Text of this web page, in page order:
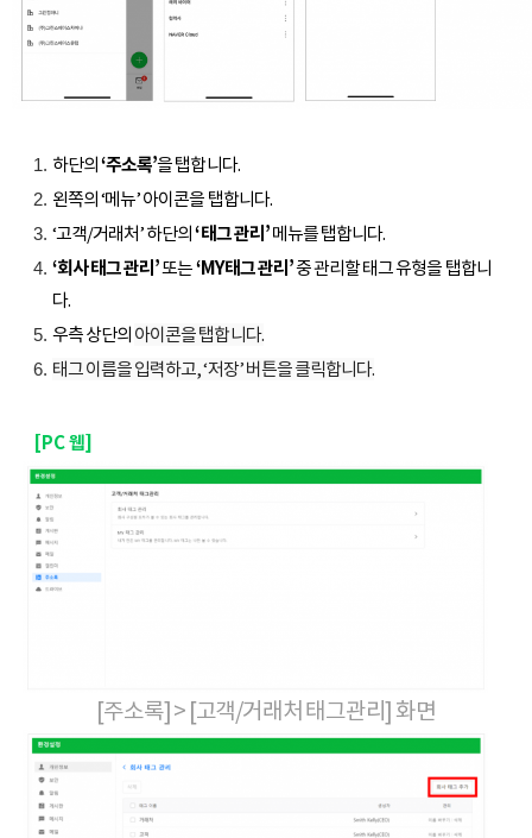
하단의‘주소록’을 탭합니다.
왼쪽의 ‘메뉴’ 아이콘을 탭합니다.
‘고객/거래처’ 하단의‘태그 관리’메뉴를 탭합니다.
‘회사 태그 관리’또는‘MY태그 관리’중 관리할 태그 유형을 탭합니
다.
우측 상단의 아이콘을 탭합니다.
태그 이름을 입력하고, ‘저장’ 버튼을 클릭합니다.
[PC 웹]
[주소록] > [고객/거래처 태그관리] 화면